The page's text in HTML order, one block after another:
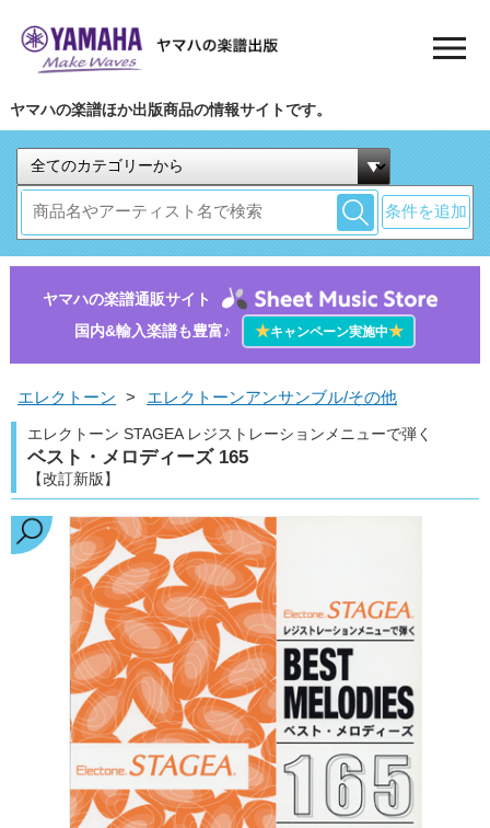
ヤマハの楽譜ほか出版商品の情報サイトです。
条件を追加
ヤマハの楽譜通販サイト
国内&輸入楽譜も豊富♪
★キャンペーン実施中★
エレクトーン > エレクトーンアンサンブル/その他
エレクトーン STAGEA レジストレーションメニューで弾く
ベスト・メロディーズ 165
【改訂新版】